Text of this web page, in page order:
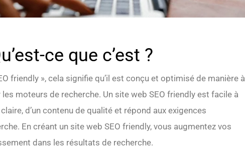
ce que c’est ?
friendly », cela signifie qu’il est conçu et optimisé de manière à
moteurs de recherche. Un site web SEO friendly est facile à
d’un contenu de qualité et répond aux exigences
En créant un site web SEO friendly, vous augmentez vos
dans les résultats de recherche.